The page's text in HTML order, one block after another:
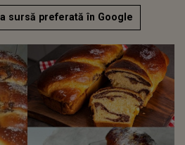
sursă preferată în Google